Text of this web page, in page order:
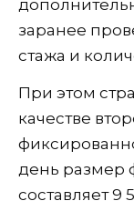
заранее
стажа и
При этом
качестве
день размер
составляет 9